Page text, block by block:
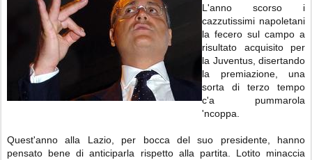
L'anno scorso i
cazzutissimi napoletani
la fecero sul campo a
risultato acquisito per
la Juventus, disertando
la premiazione, una
sorta di terzo tempo
c'a pummarola
'ncoppa.
Quest'anno alla Lazio, per bocca del suo presidente, hanno
pensato bene di anticiparla rispetto alla partita. Lotito minaccia